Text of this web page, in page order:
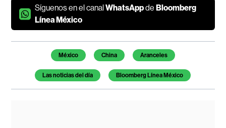
Síguenos en el canalWhatsAppdeBloomberg
Línea México
Temas de este artículo
México China Aranceles
Las noticias del día Bloomberg Línea México